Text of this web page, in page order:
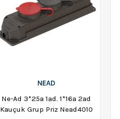
NEAD
Ne-Ad 3*25a 1ad. 1*16a 2ad
Kauçuk Grup Priz Nead4010